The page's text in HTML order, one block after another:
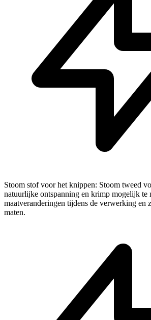
Stoom stof voor het knippen: Stoom tweed
natuurlijke ontspanning en krimp mogelijk te
maatveranderingen tijdens de verwerking en
maten.